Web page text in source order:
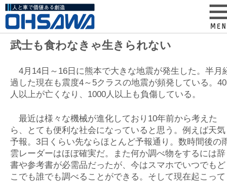
武士も食わなきゃ生きられない
4月14日～16日に熊本で大きな地震が発生した。半月
過した現在も震度4～5クラスの地震が頻発している。40
人以上が亡くなり、1000人以上も負傷している。
最近は様々な機械が進化しており10年前から考えた
ら、とても便利な社会になっていると思う。例えば天気
予報。3日くらい先ならほとんど予報通り。数時間後の
雲レーダーはほぼ確実だ。また何か調べ物をするには辞
書や参考書が必需品だったが、今はスマホでいつでもど
こでも誰でも調べることができる。そして現在起こって